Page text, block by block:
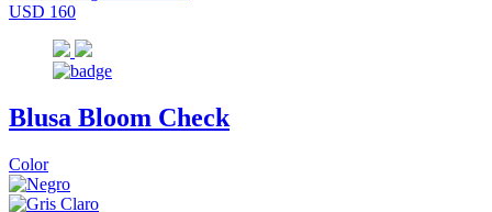
USD 160
Blusa Bloom Check
Color